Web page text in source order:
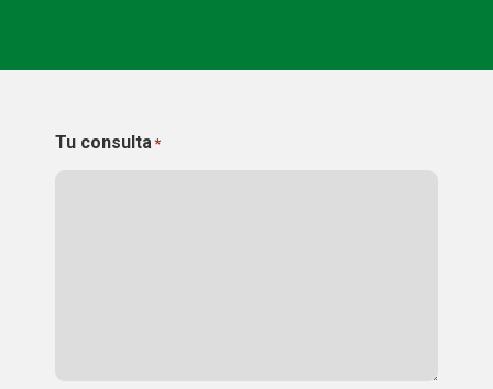
Tu consulta*
La Fundació